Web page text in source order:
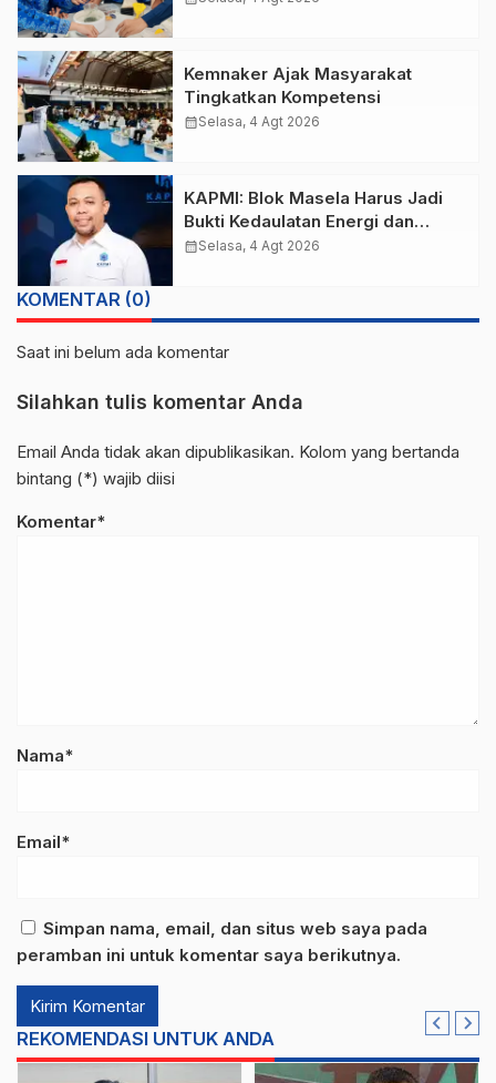
Kemnaker Ajak Masyarakat
Tingkatkan Kompetensi
calendar_monthSelasa, 4 Agt 2026
KAPMI: Blok Masela Harus Jadi
Bukti Kedaulatan Energi dan
Kesejahteraan Ala Prabowo
calendar_monthSelasa, 4 Agt 2026
KOMENTAR (0)
Saat ini belum ada komentar
Silahkan tulis komentar Anda
Email Anda tidak akan dipublikasikan. Kolom yang bertanda
bintang (*) wajib diisi
Komentar*
Nama*
Email*
Simpan nama, email, dan situs web saya pada
peramban ini untuk komentar saya berikutnya.
REKOMENDASI UNTUK ANDA